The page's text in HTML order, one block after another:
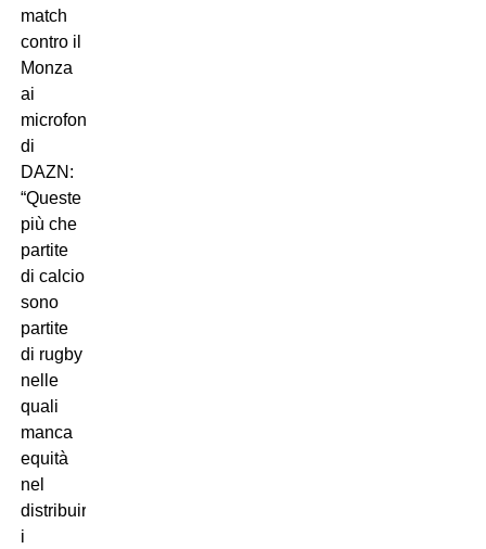
match
contro il
Monza
ai
microfoni
di
DAZN:
“Queste
più che
partite
di calcio
sono
partite
di rugby
nelle
quali
manca
equità
nel
distribuire
i